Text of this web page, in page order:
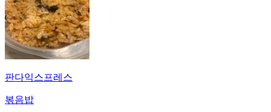
판다익스프레스
볶음밥